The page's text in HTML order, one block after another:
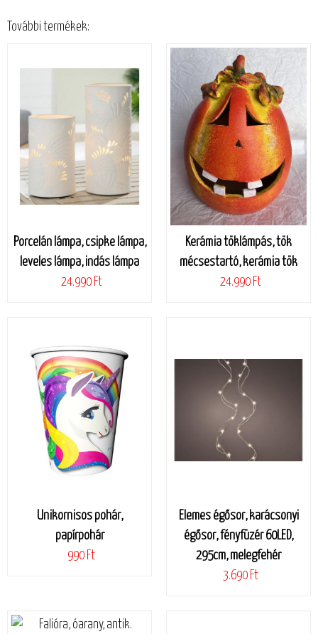
További termékek:
Porcelán lámpa, csipke lámpa,
leveles lámpa, indás lámpa
24.990 Ft
Kerámia töklámpás, tök
mécsestartó, kerámia tök
24.990 Ft
Unikornisos pohár,
papírpohár
990 Ft
Elemes égősor, karácsonyi
égősor, fényfüzér 60LED,
295cm, melegfehér
3.690 Ft